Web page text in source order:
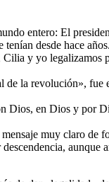
entero: El
desde hace años.
y yo legalizamos
la revolución»,
Dios, en Dios y por
muy claro de
aunque